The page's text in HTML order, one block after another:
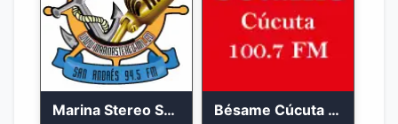
Marina Stereo San Andres 94.5 FM Bésame Cúcuta en vivo 2023